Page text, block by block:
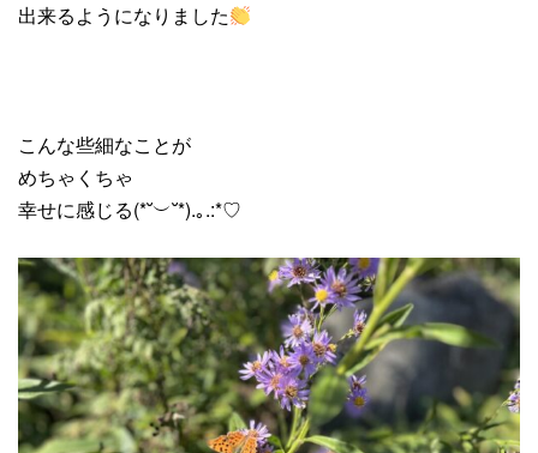
出来るようになりました
こんな些細なことが
めちゃくちゃ
幸せに感じる(*˘︶˘*).｡.:*♡